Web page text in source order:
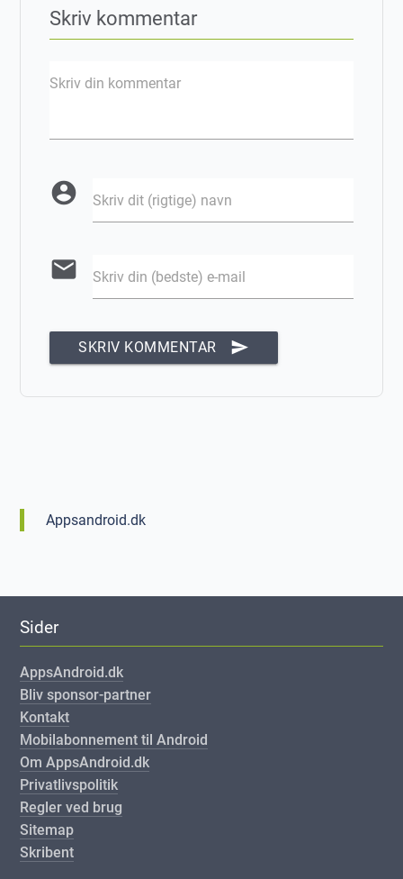
Skriv kommentar
Skriv din kommentar
account_circle Skriv dit (rigtige) navn
email Skriv din (bedste) e-mail
SKRIV KOMMENTAR send
Appsandroid.dk
Sider
AppsAndroid.dk
Bliv sponsor-partner
Kontakt
Mobilabonnement til Android
Om AppsAndroid.dk
Privatlivspolitik
Regler ved brug
Sitemap
Skribent